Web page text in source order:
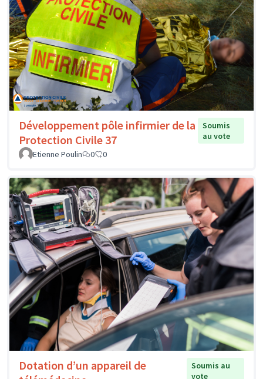
Développement pôle infirmier de la
Protection Civile 37
Soumis
au vote
Etienne Poulin
0 0
Dotation d’un appareil de
Soumis au
vote